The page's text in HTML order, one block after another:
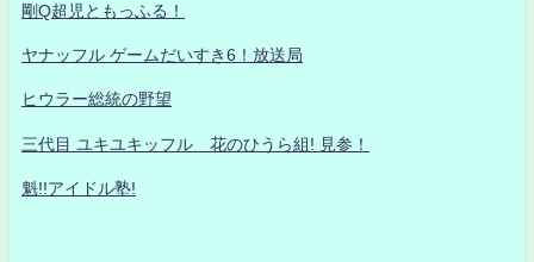
剛Q超児ともっふる！
ヤナッフル ゲームだいすき6！放送局
ヒウラー総統の野望
三代目 ユキユキッフル 花のひうら組! 見参！
魁!!アイドル塾!